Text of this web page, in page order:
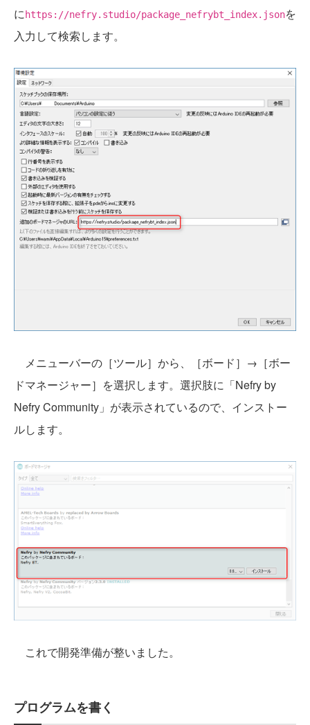
にhttps://nefry.studio/package_nefrybt_index.jsonを
入力して検索します。
メニューバーの［ツール］から、［ボード］→［ボー
ドマネージャー］を選択します。選択肢に「Nefry by
Nefry Community」が表示されているので、インストー
ルします。
これで開発準備が整いました。
プログラムを書く